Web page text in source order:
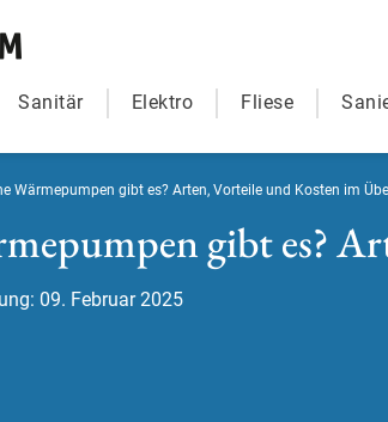
Sanitär Elektro Fliese
Wärmepumpen gibt es? Arten, Vorteile und Kosten im
gibt es?
09. Februar 2025